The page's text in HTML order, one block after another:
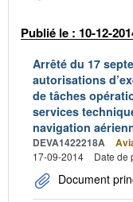
Publié le : 10-12-
Arrêté du 17
autorisations
de tâches
services
navigation
DEVA1422218A
17-09-2014
Date de
Document